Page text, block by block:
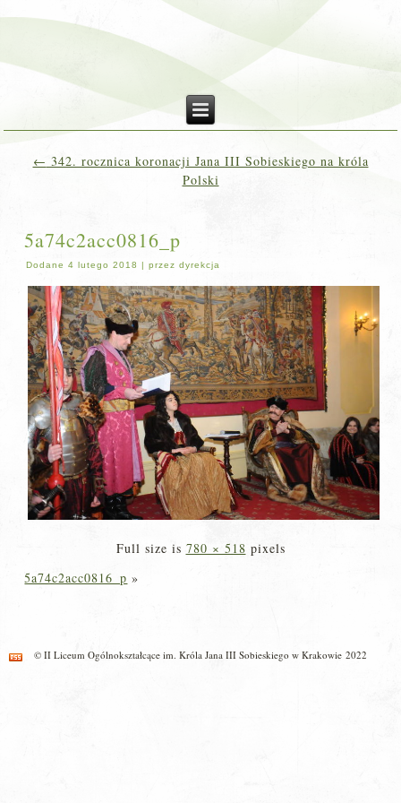
← 342. rocznica koronacji Jana III Sobieskiego na króla
Polski
5a74c2acc0816_p
Dodane 4 lutego 2018 |przez dyrekcja
Full size is 780 × 518 pixels
5a74c2acc0816_p »
© II Liceum Ogólnokształcące im. Króla Jana III Sobieskiego w Krakowie 2022